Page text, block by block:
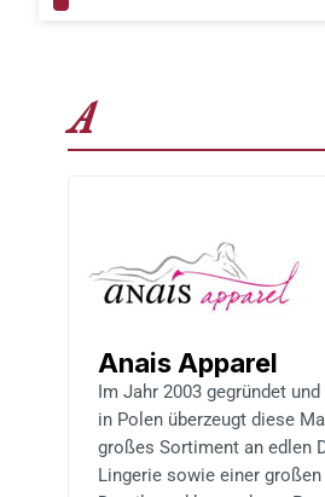
A
Anais Apparel
Im Jahr 2003 gegründet
in Polen überzeugt diese
großes Sortiment an edlen
Lingerie sowie einer großen